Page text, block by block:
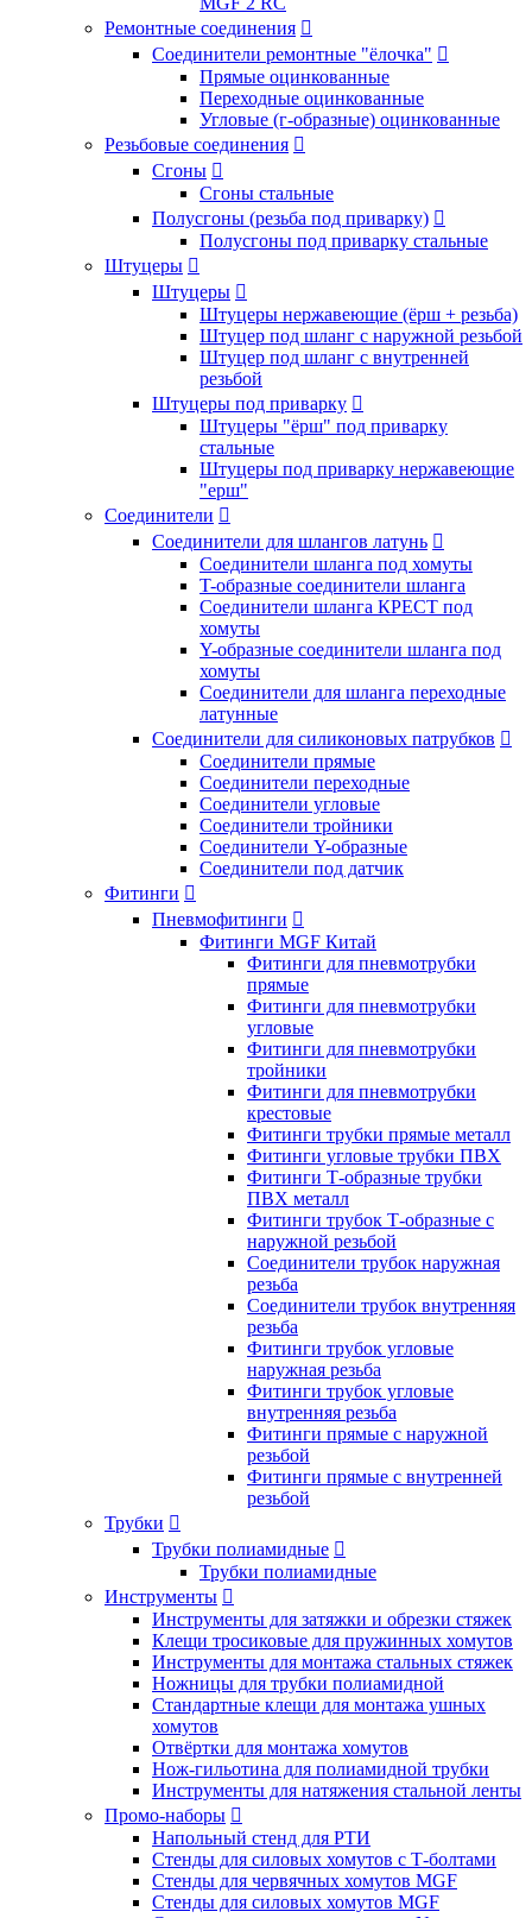
Ремонтные соединения 
Соединители ремонтные "ёлочка" 
Прямые оцинкованные
Переходные оцинкованные
Угловые (г-образные) оцинкованные
Резьбовые соединения 
Сгоны 
Сгоны стальные
Полусгоны (резьба под приварку) 
Полусгоны под приварку стальные
Штуцеры 
Штуцеры 
Штуцеры нержавеющие (ёрш + резьба)
Штуцер под шланг с наружной резьбой
Штуцер под шланг с внутренней
резьбой
Штуцеры под приварку 
Штуцеры "ёрш" под приварку
стальные
Штуцеры под приварку нержавеющие
"ерш"
Соединители 
Соединители для шлангов латунь 
Соединители шланга под хомуты
T-образные соединители шланга
Соединители шланга КРЕСТ под
хомуты
Y-образные соединители шланга под
хомуты
Соединители для шланга переходные
латунные
Соединители для силиконовых патрубков 
Соединители прямые
Соединители переходные
Соединители угловые
Соединители тройники
Соединители Y-образные
Соединители под датчик
Фитинги 
Пневмофитинги 
Фитинги MGF Китай
Фитинги для пневмотрубки
прямые
Фитинги для пневмотрубки
угловые
Фитинги для пневмотрубки
тройники
Фитинги для пневмотрубки
крестовые
Фитинги трубки прямые металл
Фитинги угловые трубки ПВХ
Фитинги Т-образные трубки
ПВХ металл
Фитинги трубок Т-образные с
наружной резьбой
Соединители трубок наружная
резьба
Соединители трубок внутренняя
резьба
Фитинги трубок угловые
наружная резьба
Фитинги трубок угловые
внутренняя резьба
Фитинги прямые с наружной
резьбой
Фитинги прямые с внутренней
резьбой
Трубки 
Трубки полиамидные 
Трубки полиамидные
Инструменты 
Инструменты для затяжки и обрезки стяжек
Клещи тросиковые для пружинных хомутов
Инструменты для монтажа стальных стяжек
Ножницы для трубки полиамидной
Стандартные клещи для монтажа ушных
хомутов
Отвёртки для монтажа хомутов
Нож-гильотина для полиамидной трубки
Инструменты для натяжения стальной ленты
Промо-наборы 
Напольный стенд для РТИ
Стенды для силовых хомутов с Т-болтами
Стенды для червячных хомутов MGF
Стенды для силовых хомутов MGF